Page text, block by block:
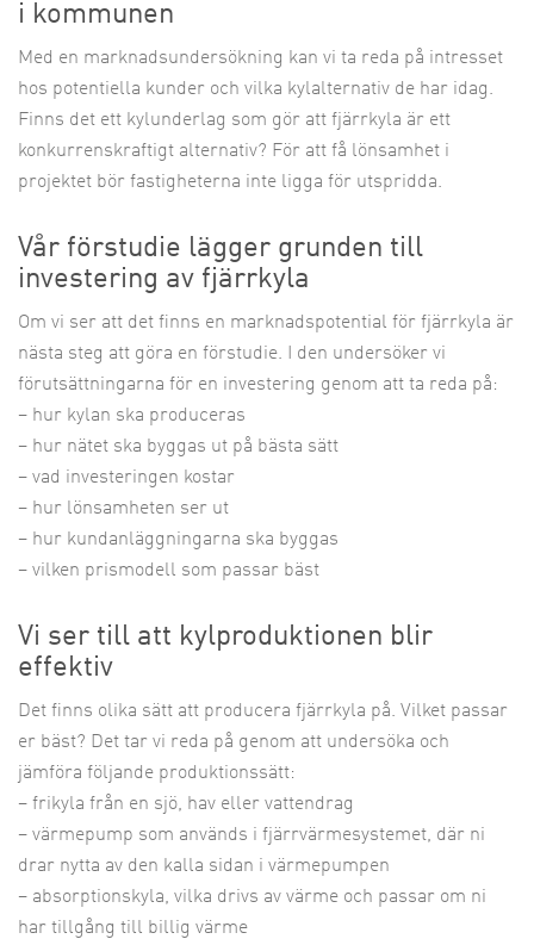
i kommunen
Med en marknadsundersökning kan vi ta reda på intresset
hos potentiella kunder och vilka kylalternativ de har idag.
Finns det ett kylunderlag som gör att fjärrkyla är ett
konkurrenskraftigt alternativ? För att få lönsamhet i
projektet bör fastigheterna inte ligga för utspridda.
Vår förstudie lägger grunden till
investering av fjärrkyla
Om vi ser att det finns en marknadspotential för fjärrkyla är
nästa steg att göra en förstudie. I den undersöker vi
förutsättningarna för en investering genom att ta reda på:
– hur kylan ska produceras
– hur nätet ska byggas ut på bästa sätt
– vad investeringen kostar
– hur lönsamheten ser ut
– hur kundanläggningarna ska byggas
– vilken prismodell som passar bäst
Vi ser till att kylproduktionen blir
effektiv
Det finns olika sätt att producera fjärrkyla på. Vilket passar
er bäst? Det tar vi reda på genom att undersöka och
jämföra följande produktionssätt:
– frikyla från en sjö, hav eller vattendrag
– värmepump som används i fjärrvärmesystemet, där ni
drar nytta av den kalla sidan i värmepumpen
– absorptionskyla, vilka drivs av värme och passar om ni
har tillgång till billig värme